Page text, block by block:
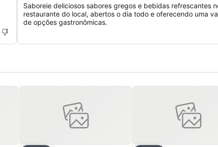
Saboreie deliciosos sabores gregos e bebidas refrescantes
restaurante do local, abertos o dia todo e oferecendo uma
de opções gastronômicas.